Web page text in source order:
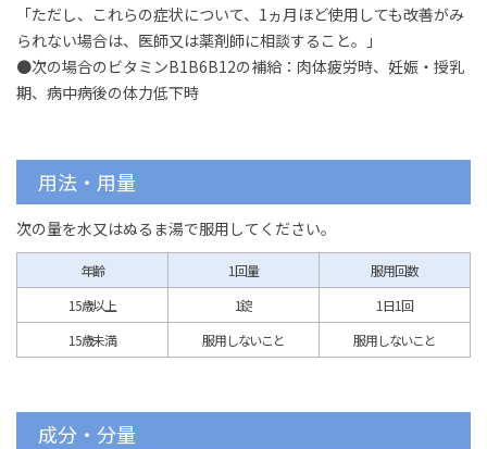
「ただし、これらの症状について、1ヵ月ほど使用しても改善がみ
られない場合は、医師又は薬剤師に相談すること。」
●次の場合のビタミンB1B6B12の補給：肉体疲労時、妊娠・授乳
期、病中病後の体力低下時
用法・用量
次の量を水又はぬるま湯で服用してください。
年齢 1回量
服用回数
15歳以上
1錠
1日1回
15歳未満
服用しないこと 服用しないこと
成分・分量